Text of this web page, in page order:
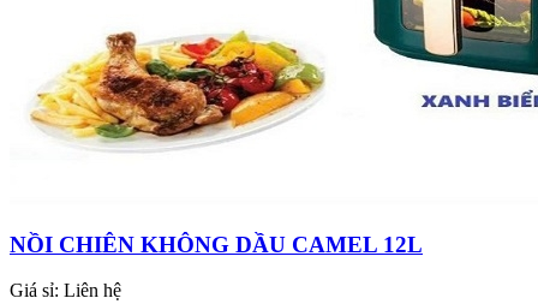
NỒI CHIÊN KHÔNG DẦU CAMEL 12L
Giá sỉ: Liên hệ